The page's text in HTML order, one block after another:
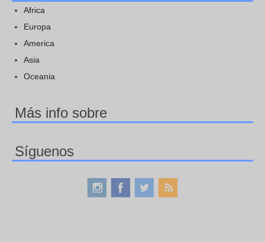
Africa
Europa
America
Asia
Oceania
Más info sobre
Síguenos